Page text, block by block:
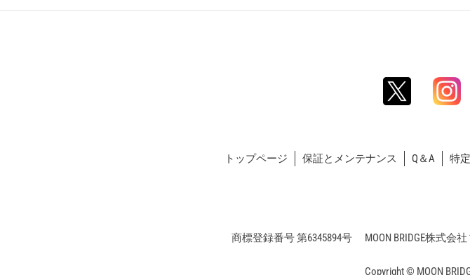
トップページ 保証とメンテナンス Q＆A 特
商標登録番号 第6345894号 MOON BRIDGE株式会
Copyright © MOON